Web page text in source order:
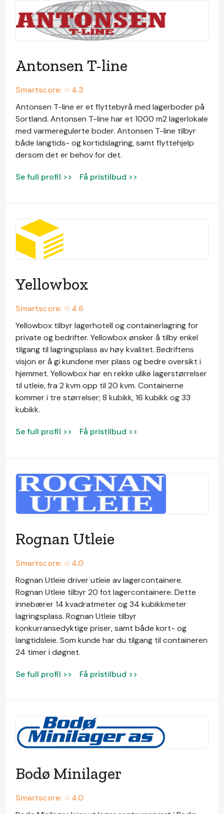
Antonsen T-line
Smartscore: ☆4.3
Antonsen T-line er et flyttebyrå med lagerboder på
Sortland. Antonsen T-line har et 1000 m2 lagerlokale
med varmeregulerte boder. Antonsen T-line tilbyr
både langtids- og kortidslagring, samt flyttehjelp
dersom det er behov for det.
Se full profil >> Få pristilbud >>
Yellowbox
Smartscore: ☆4.6
Yellowbox tilbyr lagerhotell og containerlagring for
private og bedrifter. Yellowbox ønsker å tilby enkel
tilgang til lagringsplass av høy kvalitet. Bedriftens
visjon er å gi kundene mer plass og bedre oversikt i
hjemmet. Yellowbox har en rekke ulike lagerstørrelser
til utleie, fra 2 kvm opp til 20 kvm. Containerne
kommer i tre størrelser; 8 kubikk, 16 kubikk og 33
kubikk.
Se full profil >> Få pristilbud >>
Rognan Utleie
Smartscore: ☆4.0
Rognan Utleie driver utleie av lagercontainere.
Rognan Utleie tilbyr 20 fot lagercontainere. Dette
innebærer 14 kvadratmeter og 34 kubikkmeter
lagringsplass. Rognan Utleie tilbyr
konkurransedyktige priser, samt både kort- og
langtidsleie. Som kunde har du tilgang til containeren
24 timer i døgnet.
Se full profil >> Få pristilbud >>
Bodø Minilager
Smartscore: ☆4.0